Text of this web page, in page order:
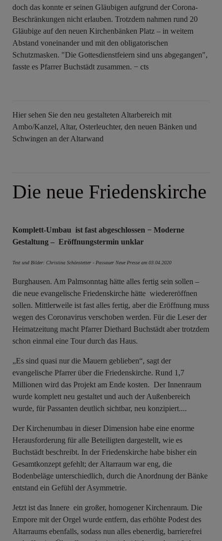
doch das konnte er seinen Gläubigen aufgrund der Corona-
Beschränkungen nicht erlauben. Trotzdem nahmen rund 20
Gläubige auf den neuen Kirchenbänken Platz – in weitem
Abstand voneinander und mit den obligatorischen
Schutzmasken. "Die Gottesdienstfeiern sind uns abgegangen",
fasste es Pfarrer Buchstädt zusammen. − cts
Hier sehen Sie den neu gestalteten Altarbereich mit
Ambo/Kanzel, Altar, Osterleuchter, den neuen Bänken und
Schwingen an der Altarwand
Die neue Friedenskirche
Komplett-Umbau ist fast abgeschlossen − Moderne
Gestaltung – Eröffnungstermin unklar
Text und Bilder: Christina Schönstetter - Passauer Neue Presse am 03.04.2020
Burghausen. Am Palmsonntag hätte alles fertig sein sollen –
die neue evangelische Friedenskirche hätte wiedereröffnen
sollen. Mittlerweile ist fast alles fertig, aber die Eröffnung muss
wegen des Coronavirus verschoben werden. Für die Leser der
Heimatzeitung macht Pfarrer Diethard Buchstädt aber trotzdem
schon einmal eine Tour durch das Haus.
„Es sind quasi nur die Mauern geblieben“, sagt der
evangelische Pfarrer über die Friedenskirche. Rund 1,7
Millionen wird das Projekt am Ende kosten. Der Innenraum
wurde komplett neu gestaltet und auch der Außenbereich
wurde, für Passanten deutlich sichtbar, neu konzipiert....
Der Kirchenumbau in dieser Dimension habe eine enorme
Herausforderung für alle Beteiligten dargestellt, wie es
Buchstädt beschreibt. In der Friedenskirche habe bisher ein
Gesamtkonzept gefehlt; der Altarraum war eng, die
Bodenbeläge unterschiedlich, durch die Anordnung der Bänke
entstand ein Gefühl der Asymmetrie.
Jetzt ist das Innere ein großer, homogener Kirchenraum. Die
Empore mit der Orgel wurde entfern, das erhöhte Podest des
Altarraums ebenfalls, sodass nun alles ebenerdig, barrierefrei